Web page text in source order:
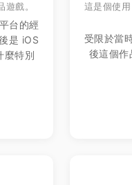
戲。
台的經
是 iOS
麼特別
這是個使
受限於當
後這個作